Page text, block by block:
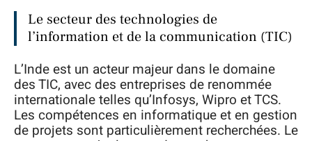
Le secteur des technologies de
l’information et de la communication (TIC)
L’Inde est un acteur majeur dans le domaine
des TIC, avec des entreprises de renommée
internationale telles qu’Infosys, Wipro et TCS.
Les compétences en informatique et en gestion
de projets sont particulièrement recherchées. Le